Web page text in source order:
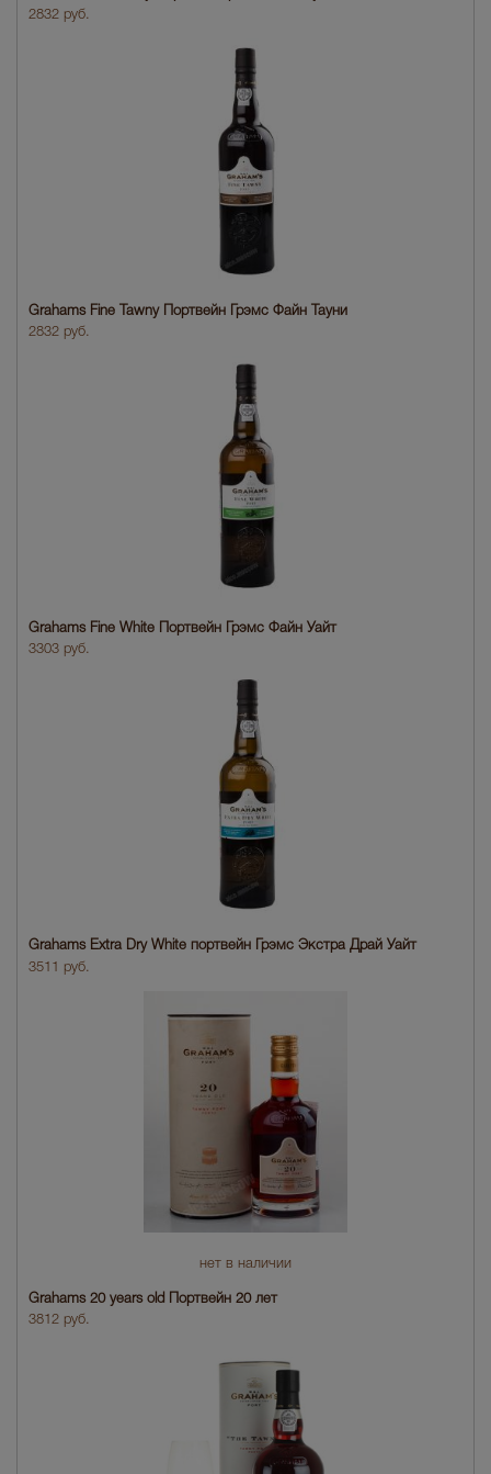
2832 руб.
Grahams Fine Tawny Портвейн Грэмс Файн Тауни
2832 руб.
Grahams Fine White Портвейн Грэмс Файн Уайт
3303 руб.
Grahams Extra Dry White портвейн Грэмс Экстра Драй Уайт
3511 руб.
нет в наличии
Grahams 20 years old Портвейн 20 лет
3812 руб.